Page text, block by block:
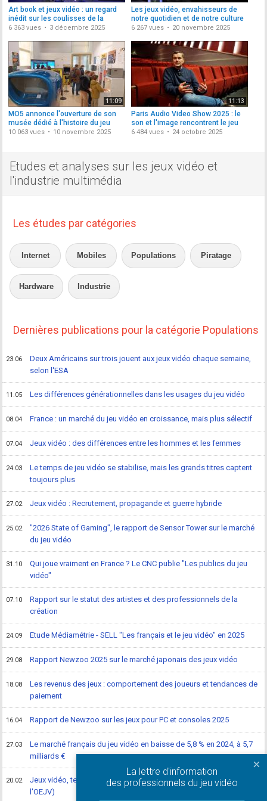
Art book et jeux vidéo : un regard
inédit sur les coulisses de la
création
6 363 vues 3 décembre 2025
Les jeux vidéo, envahisseurs de
notre quotidien et de notre culture
6 267 vues 20 novembre 2025
11:09
MO5 annonce l'ouverture de son
musée dédié à l'histoire du jeu
vidéo
10 063 vues 10 novembre 2025
11:13
Paris Audio Video Show 2025 : le
son et l'image rencontrent le jeu
vidéo
6 484 vues 24 octobre 2025
Etudes et analyses sur les jeux vidéo et
l'industrie multimédia
Les études par catégories
Internet Mobiles Populations Piratage
Hardware Industrie
Dernières publications pour la catégorie Populations
23.06
Deux Américains sur trois jouent aux jeux vidéo chaque semaine,
selon l'ESA
11.05 Les différences générationnelles dans les usages du jeu vidéo
08.04 France : un marché du jeu vidéo en croissance, mais plus sélectif
07.04 Jeux vidéo : des différences entre les hommes et les femmes
24.03
Le temps de jeu vidéo se stabilise, mais les grands titres captent
toujours plus
27.02 Jeux vidéo : Recrutement, propagande et guerre hybride
25.02
"2026 State of Gaming", le rapport de Sensor Tower sur le marché
du jeu vidéo
31.10
Qui joue vraiment en France ? Le CNC publie "Les publics du jeu
vidéo"
07.10
Rapport sur le statut des artistes et des professionnels de la
création
24.09 Etude Médiamétrie - SELL "Les français et le jeu vidéo" en 2025
29.08 Rapport Newzoo 2025 sur le marché japonais des jeux vidéo
18.08
Les revenus des jeux : comportement des joueurs et tendances de
paiement
16.04 Rapport de Newzoo sur les jeux pour PC et consoles 2025
27.03
Le marché français du jeu vidéo en baisse de 5,8 % en 2024, à 5,7
milliards €
20.02
Jeux vidéo, terrain de bataille des guerres culturelles (étude de
l'OEJV)
×
La lettre d'information
des professionnels du jeu vidéo